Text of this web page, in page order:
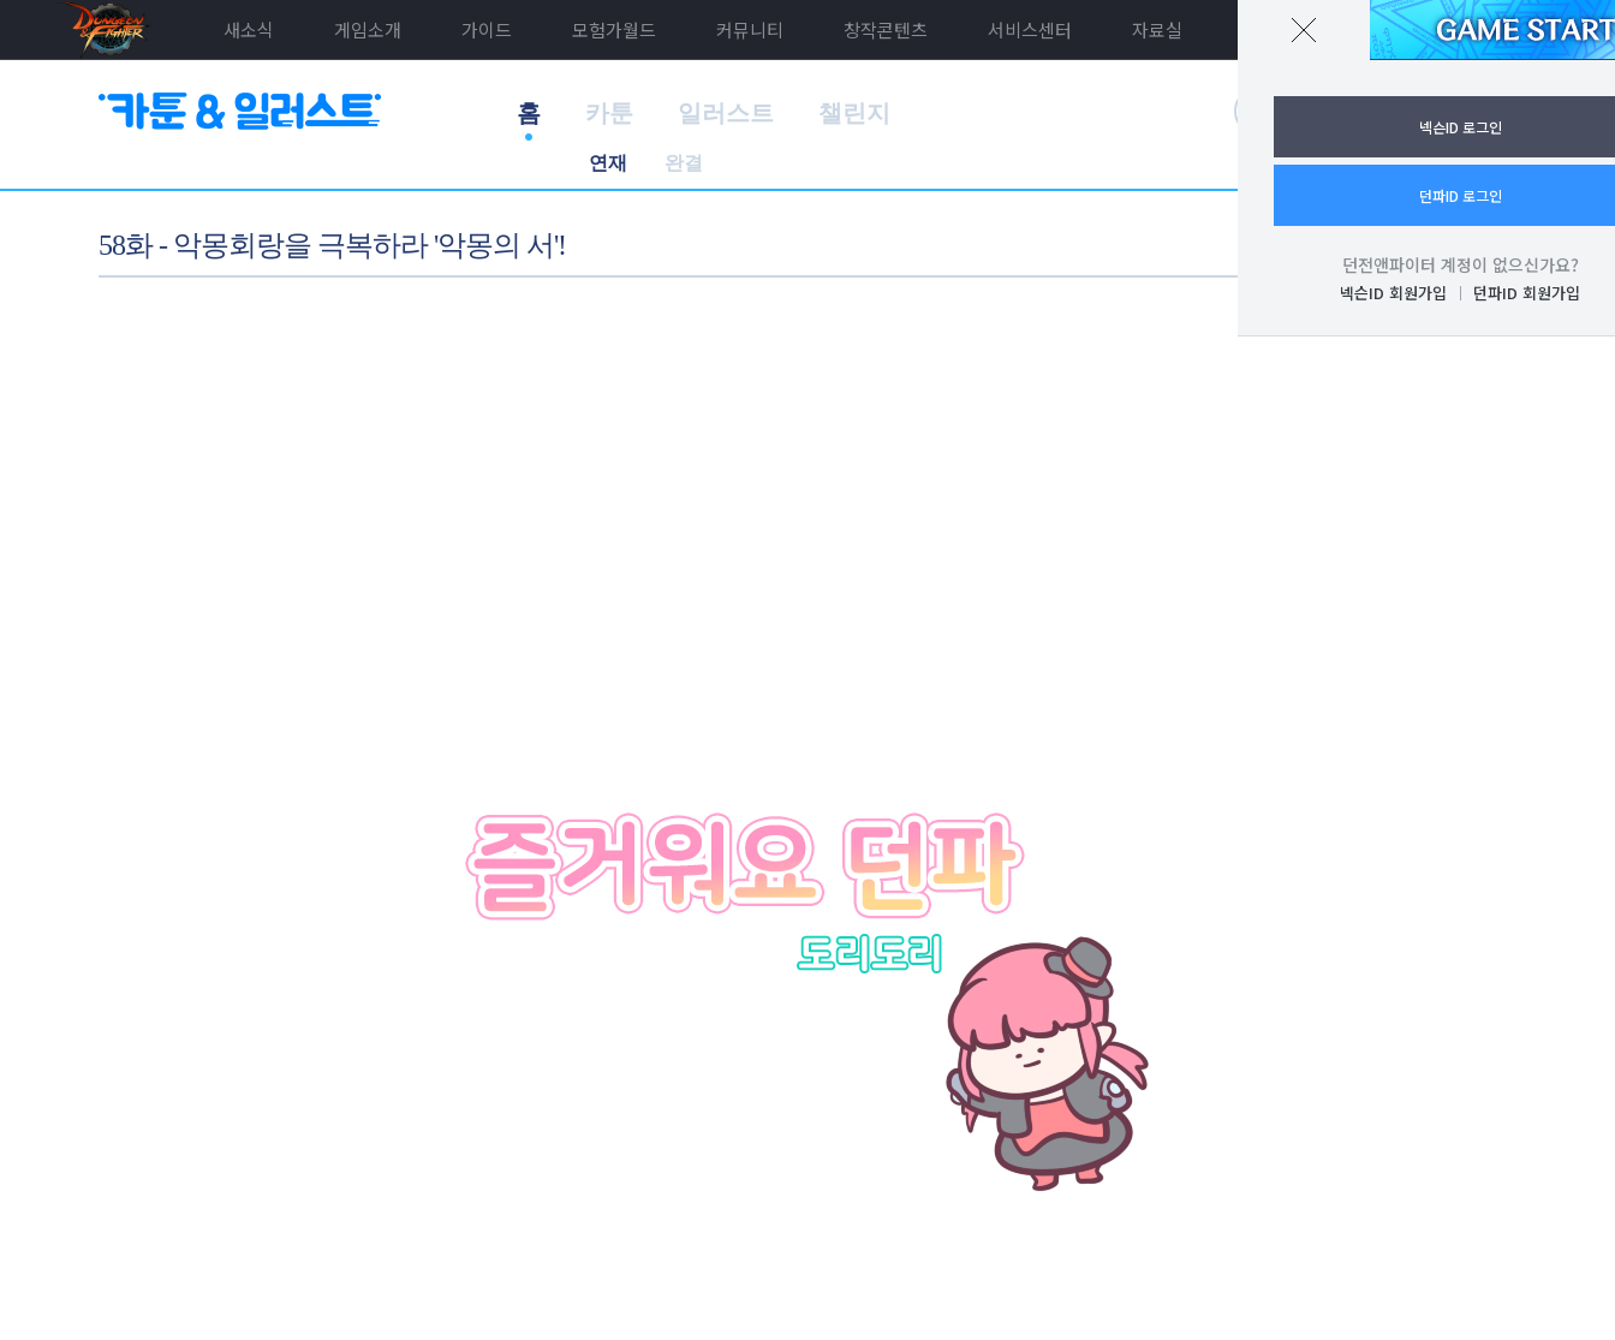
새소식 게임소개 가이드 모험가월드 커뮤니티 창작콘텐츠 서비스센터 자료실 던파ON로그인
넥슨ID 로그인
던파ID 로그인
던전앤파이터 계정이 없으신가요?
넥슨ID 회원가입 던파ID 회원가입
홈 카툰
연재 완결
일러스트 챌린지
58화 - 악몽회랑을 극복하라 '악몽의 서'!